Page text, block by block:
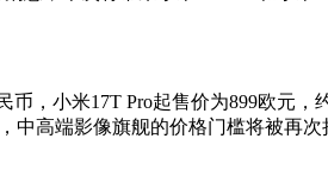
，小米17T Pro起售价为899欧元
中高端影像旗舰的价格门槛将被再次